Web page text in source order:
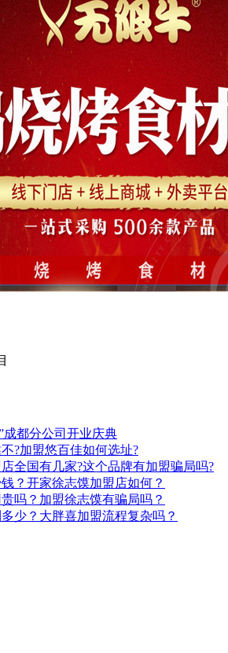
成都分公司开业庆典
?加盟悠百佳如何选址?
全国有几家?这个品牌有加盟骗局吗?
？开家徐志馍加盟店如何？
吗？加盟徐志馍有骗局吗？
少？大胖喜加盟流程复杂吗？